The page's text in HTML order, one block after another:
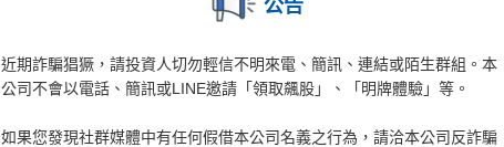
公告
近期詐騙猖獗，請投資人切勿輕信不明來電、簡訊、連結或陌生群組。本
公司不會以電話、簡訊或LINE邀請「領取飆股」、「明牌體驗」等。
如果您發現社群媒體中有任何假借本公司名義之行為，請洽本公司反詐騙